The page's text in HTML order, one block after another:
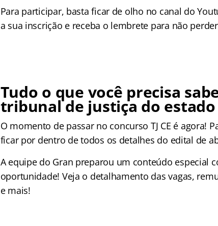
Para participar, basta ficar de olho no canal do
a sua inscrição e receba o lembrete para não
Tudo o que você precisa
tribunal de justiça do estado
O momento de passar no concurso TJ CE é agora!
ficar por dentro de todos os detalhes do edital de
A equipe do Gran preparou um conteúdo especial
oportunidade! Veja o detalhamento das vagas,
e mais!